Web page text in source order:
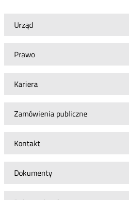
Urząd
Prawo
Kariera
Zamówienia publiczne
Kontakt
Dokumenty